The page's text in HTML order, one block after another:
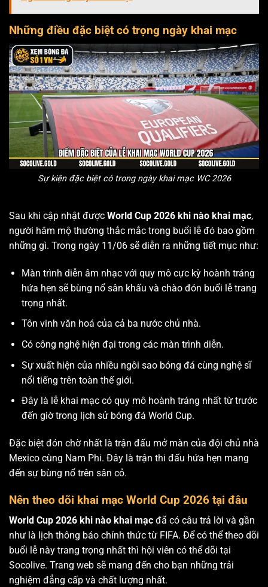
Những điều đặc biệt có trọng ngày khai mạc
Sự kiện đặc biệt có trong ngày khai mạc WC 2026
Sau khi cập nhật được World Cup 2026 khi nào khai mạc,
người hâm mộ thường thắc mắc trong buổi lễ đó bao gồm
những gì. Trong ngày 11/06 sẽ diễn ra những tiết mục như:
Màn trình diễn âm nhạc với quy mô cực kỳ hoành tráng
hứa hẹn sẽ bùng nổ sân khấu và chào đón buổi lễ trang
trọng nhất.
Tôn vinh văn hoá của cả ba nước chủ nhà.
Có công nghệ hiện đại trong các màn trình diễn.
Sự xuất hiện của nhiều ngôi sao bóng đá cùng nghệ sĩ
nổi tiếng trên toàn thế giới.
Đây là lễ khai mạc có quy mô hoành tráng nhất từ trước
đến giờ trong lịch sử bóng đá World Cup.
Đặc biệt đón chờ nhất là trận đấu mở màn của đội chủ nhà
Mexico cùng Nam Phi. Đây là trận thi đấu hứa hẹn mang
đến sự bùng nổ trên sân cỏ.
Nên theo dõi khai mạc World Cup 2026 tại đâu
World Cup 2026 khi nào khai mạc đã có câu trả lời và gần
như là lịch thông báo chính thức từ FIFA. Để có thể theo dõi
buổi lễ này trang trọng nhất thì hội viên có thể dõi tại
Socolive. Trang web sẽ mang đến cho bạn những trải
nghiệm đẳng cấp và chất lượng nhất.